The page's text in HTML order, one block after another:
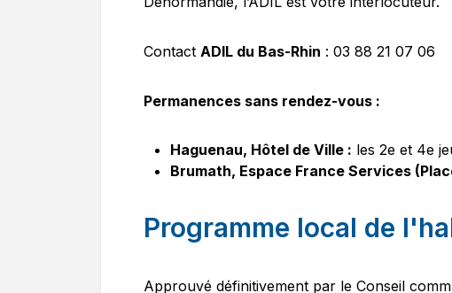
Contact ADIL du Bas-Rhin : 03 88 21 07 06
Permanences sans rendez-vous :
Haguenau, Hôtel de Ville : les 2e et 4e
Brumath, Espace France Services
Programme local de
Approuvé définitivement par le Conseil